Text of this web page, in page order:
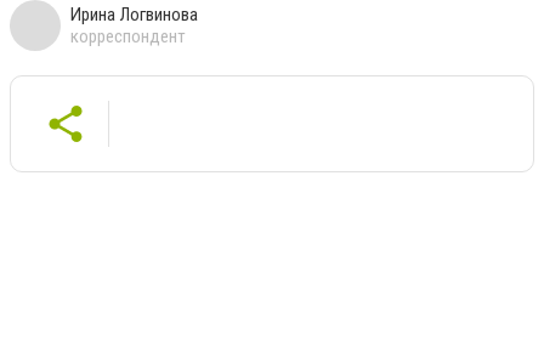
Ирина Логвинова
корреспондент